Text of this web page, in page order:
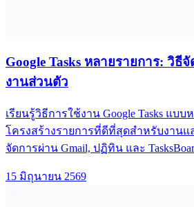
Google Tasks หลายรายการ: วิธี
งานส่วนตัว
เรียนรู้วิธีการใช้งาน Google Tasks แบบ
โครงสร้างรายการที่ดีที่สุดสำหรับงานแ
จัดการผ่าน Gmail, ปฏิทิน และ
15 มิถุนายน 2569